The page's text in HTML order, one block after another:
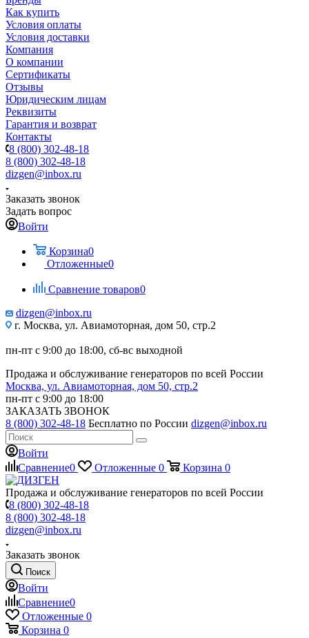
Как купить
Условия оплаты
Условия доставки
Компания
О компании
Сертификаты
Отзывы
Юридическим лицам
Реквизиты
Гарантия и возврат
Контакты
8 (800) 302-48-18
8 (800) 302-48-18
dizgen@inbox.ru
Заказать звонок
Задать вопрос
Войти
Корзина0
Отложенные0
Сравнение товаров0
dizgen@inbox.ru
г. Москва, ул. Авиамоторная, дом 50, стр.2
пн-пт с 9:00 до 18:00, сб-вс выходной
Продажа и обслуживание генераторов по всей России
Москва, ул. Авиамоторная, дом 50, стр.2
пн-пт с 9:00 до 18:00
ЗАКАЗАТЬ ЗВОНОК
8 (800) 302-48-18 Бесплатно по России dizgen@inbox.ru
Войти
Сравнение0 Отложенные 0 Корзина 0
Продажа и обслуживание генераторов по всей России
8 (800) 302-48-18
8 (800) 302-48-18
dizgen@inbox.ru
Заказать звонок
Поиск
Войти
Сравнение0
Отложенные 0
Корзина 0